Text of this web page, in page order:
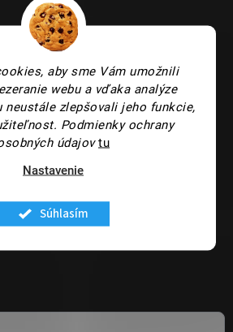
aby sme Vám umožnili
webu a vďaka analýze
neustále zlepšovali jeho funkcie,
Podmienky ochrany
údajov tu
Nastavenie
Súhlasím